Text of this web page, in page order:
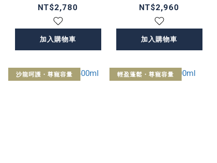
NT$2,780
加入購物車
NT$2,960
加入購物車
沙龍呵護・尊寵容量 輕盈蓬鬆・尊寵容量